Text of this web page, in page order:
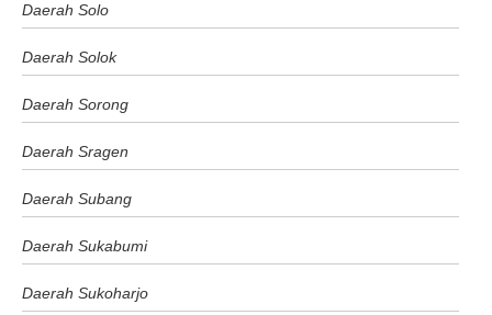
Daerah Solo
Daerah Solok
Daerah Sorong
Daerah Sragen
Daerah Subang
Daerah Sukabumi
Daerah Sukoharjo